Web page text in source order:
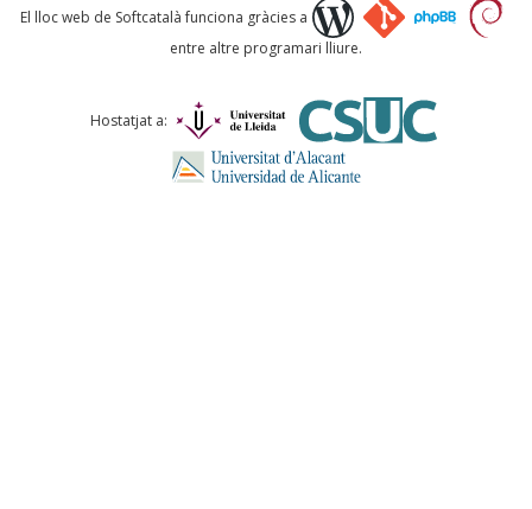
Què proposeu?
Comentari *
El lloc web de Softcatalà funciona gràcies a
entre altre programari lliure.
Hostatjat a: